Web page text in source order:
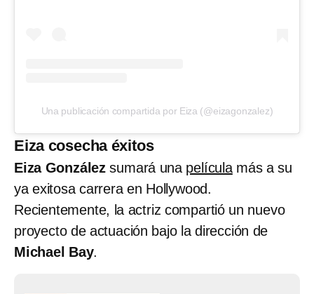
Una publicación compartida por Eiza (@eizagonzalez)
Eiza cosecha éxitos
Eiza González sumará una películamás a su
ya exitosa carrera en Hollywood.
Recientemente, la actriz compartió un nuevo
proyecto de actuación bajo la dirección de
Michael Bay.